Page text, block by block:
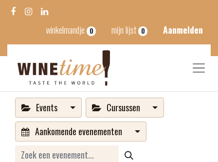
winkelmandje 0 mijn lijst 0 Aanmelden
Events
Cursussen
Aankomende evenementen